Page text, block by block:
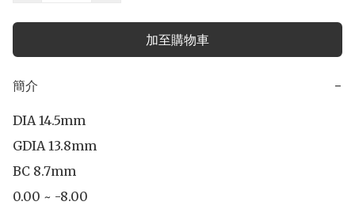
加至購物車
簡介 −
DIA 14.5mm
GDIA 13.8mm
BC 8.7mm
0.00 ~ -8.00